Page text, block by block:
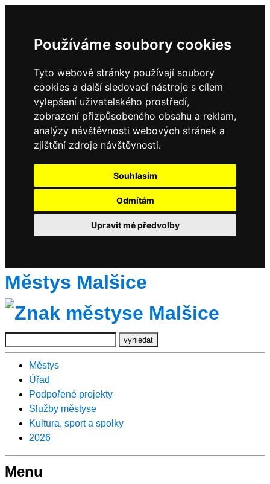
Používáme soubory cookies
Tyto webové stránky používají soubory
cookies a další sledovací nástroje s cílem
vylepšení uživatelského prostředí,
zobrazení přizpůsobeného obsahu a reklam,
analýzy návštěvnosti webových stránek a
zjištění zdroje návštěvnosti.
Souhlasím
Odmítám
Upravit mé předvolby
Městys Malšice
Městys
Úřad
Podpořené projekty
Služby městyse
Kultura, sport a spolky
2026
Menu